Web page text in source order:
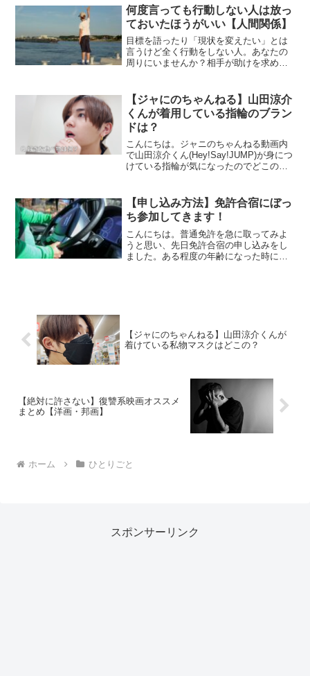
算。バナナマン日村さんが自腹でプレゼ
ントを用意するという...
何度言っても行動しない人は放っ
ておいたほうがいい【人間関係】
目標を語ったり「現状を変えたい」とは
言うけど全く行動をしない人。あなたの
周りにいませんか？相手が助けを求めて
ですが、何度助けようとしても行動を起
こさない人であれば放って...
【ジャにのちゃんねる】山田涼介
くんが着用している指輪のブラン
ドは？
こんにちは。ジャニのちゃんねる動画内
で山田涼介くん(Hey!Say!JUMP)が身につ
けている指輪が気になったのでどこのブ
いる他の動画を見てみてもよく着けてい
ます。着用...
【申し込み方法】免許合宿にぼっ
ち参加してきます！
こんにちは。普通免許を急に取ってみよ
うと思い、先日免許合宿の申し込みをし
ました。ある程度の年齢になった時に両
【ジャにのちゃんねる】山田涼介くんが
着けている私物マスクはどこの？
【絶対に許さない】復讐系映画オススメ
まとめ【洋画・邦画】
ホーム ひとりごと
スポンサーリンク